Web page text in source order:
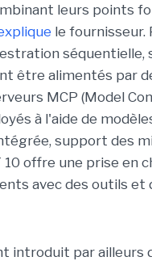
leurs points
le fournisseur.
séquentielle,
être alimentés par
MCP (Model
à l'aide de
support des
10 offre une prise en
avec des outils et
introduit par ailleurs